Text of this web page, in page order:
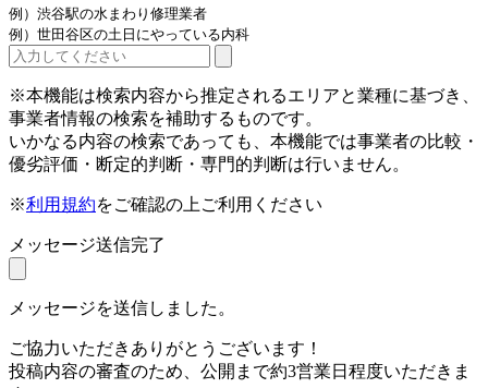
例）渋谷駅の水まわり修理業者
例）世田谷区の土日にやっている内科
※本機能は検索内容から推定されるエリアと業種に基づき、
事業者情報の検索を補助するものです。
いかなる内容の検索であっても、本機能では事業者の比較・
優劣評価・断定的判断・専門的判断は行いません。
※利用規約をご確認の上ご利用ください
メッセージ送信完了
メッセージを送信しました。
ご協力いただきありがとうございます！
投稿内容の審査のため、公開まで約3営業日程度いただきま